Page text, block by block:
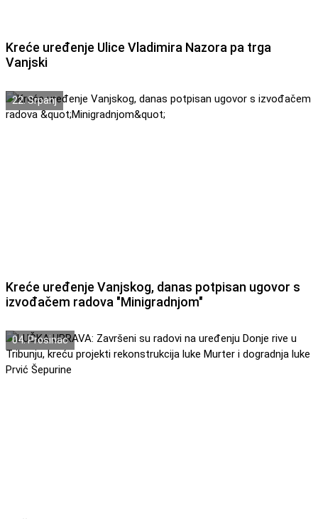
Kreće uređenje Ulice Vladimira Nazora pa trga
Vanjski
22. Srpanj
Kreće uređenje Vanjskog, danas potpisan ugovor s
izvođačem radova "Minigradnjom"
04. Prosinac